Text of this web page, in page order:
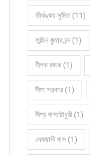
তীর্থঙ্কর সুমিত (11)
তুহিন কুমার চন্দ (1)
দীপক রজক (1)
দীপা সরকার (1)
দীপ্র দাসচৌধুরী (1)
দেবজানী দাস (1)